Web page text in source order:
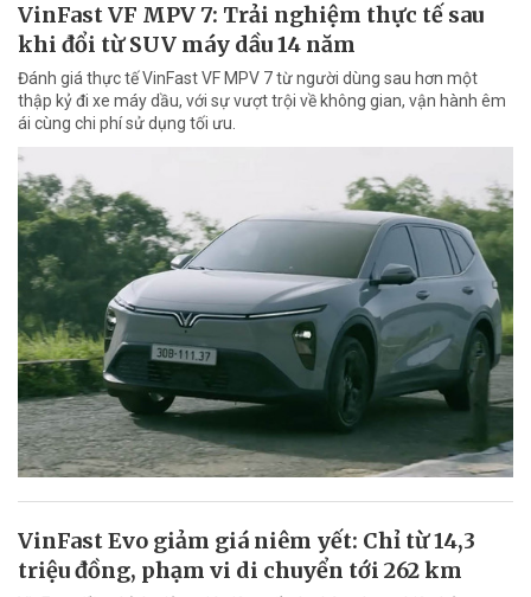
VinFast VF MPV 7: Trải nghiệm thực tế sau
khi đổi từ SUV máy dầu 14 năm
Đánh giá thực tế VinFast VF MPV 7 từ người dùng sau hơn một
thập kỷ đi xe máy dầu, với sự vượt trội về không gian, vận hành êm
ái cùng chi phí sử dụng tối ưu.
VinFast Evo giảm giá niêm yết: Chỉ từ 14,3
triệu đồng, phạm vi di chuyển tới 262 km